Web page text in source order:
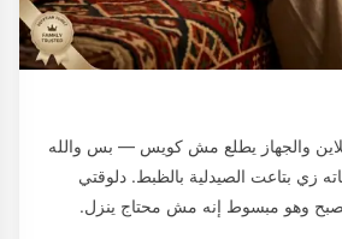
والجهاز يطلع مش كويس — بس والله
زي بتاعت الصيدلية بالظبط. دلوقتي
وهو مبسوط إنه مش محتاج ينزل.